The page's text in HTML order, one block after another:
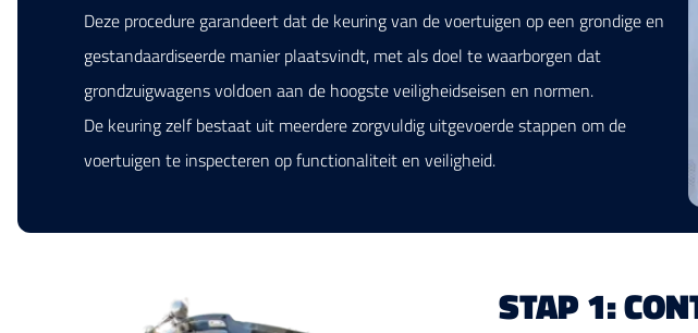
Deze procedure garandeert dat de keuring van de voertuigen op een grondige en
gestandaardiseerde manier plaatsvindt, met als doel te waarborgen dat
grondzuigwagens voldoen aan de hoogste veiligheidseisen en normen.
De keuring zelf bestaat uit meerdere zorgvuldig uitgevoerde stappen om de
voertuigen te inspecteren op functionaliteit en veiligheid.
STAP 1: